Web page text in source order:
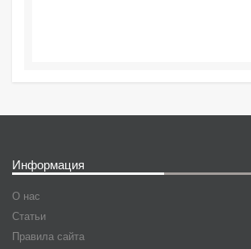
Информация
О нас
Статьи
Правила сайта